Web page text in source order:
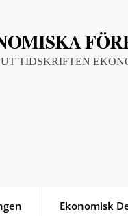
TIDSKRIFTEN
Ekonomisk